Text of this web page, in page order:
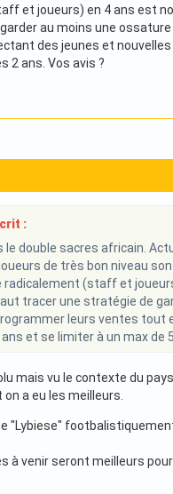
et joueurs) en 4 ans est
au moins une
des jeunes et
2 ans. Vos avis ?
:
le double sacres africain.
de très bon niveau
radicalement (staff et
tracer une stratégie de
leurs ventes tout
et se limiter à un max de
mais vu le contexte du
a eu les meilleurs.
"Lybiese"
à venir seront meilleurs